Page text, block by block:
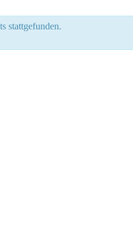
stattgefunden.